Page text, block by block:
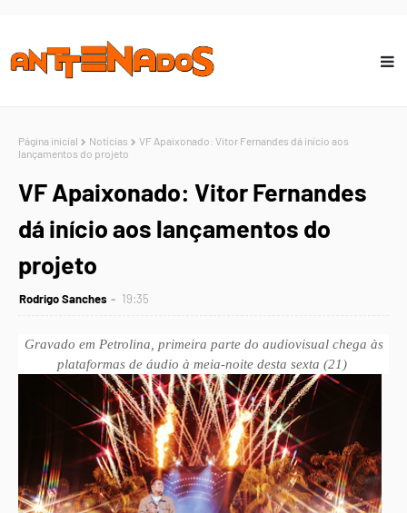
Página inicial Notícias
VF Apaixonado: Vitor Fernandes dá início aos
lançamentos do projeto
VF Apaixonado: Vitor Fernandes
dá início aos lançamentos do
projeto
Rodrigo Sanches 19:35
Gravado em Petrolina, primeira parte do audiovisual chega às
plataformas de áudio à meia-noite desta sexta (21)